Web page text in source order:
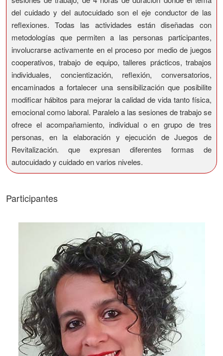
del cuidado y del autocuidado son el eje conductor de las
reflexiones. Todas las actividades están diseñadas con
metodologías que permiten a las personas participantes,
involucrarse activamente en el proceso por medio de juegos
cooperativos, trabajo de equipo, talleres prácticos, trabajos
individuales, concientización, reflexión, conversatorios,
encaminados a fortalecer una sensibilización que posibilite
modificar hábitos para mejorar la calidad de vida tanto física,
emocional como laboral. Paralelo a las sesiones de trabajo se
ofrece el acompañamiento, individual o en grupo de tres
personas, en la elaboración y ejecución de Juegos de
Revitalización. que expresan diferentes formas de
autocuidado y cuidado en varios niveles.
Participantes